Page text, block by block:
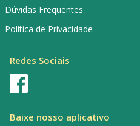
Dúvidas Frequentes
Política de Privacidade
Redes Sociais
Baixe nosso aplicativo